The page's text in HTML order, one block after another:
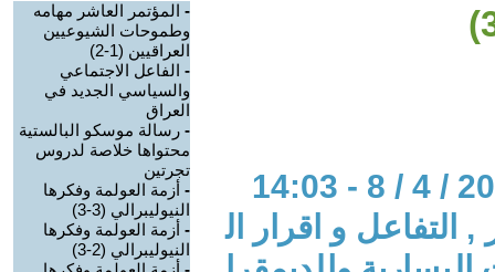
التفاعل و اقرار ال
- المؤتمر العاشر مهامه
وطموحات الشيوعيين
العراقيين (1-2)
- الفاعل الاجتماعي
والسياسي الجديد في
العراق
- رسالة موسكو البالستية
محتواها خلاصة لدروس
تجرتين
- أزمة العولمة وفكرها
النيوليبرالي (3-3)
- أزمة العولمة وفكرها
النيوليبرالي (2-3)